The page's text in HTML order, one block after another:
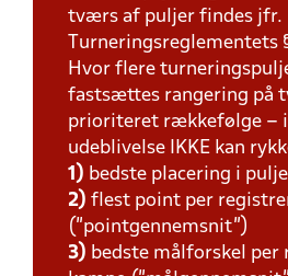
tværs af puljer findes jfr.
Turneringsreglementets
Hvor flere
fastsættes rangering på
prioriteret rækkefølge –
udeblivelse IKKE kan
1) bedste placering i
2) flest point per
(”pointgennemsnit”)
3) bedste målforskel per